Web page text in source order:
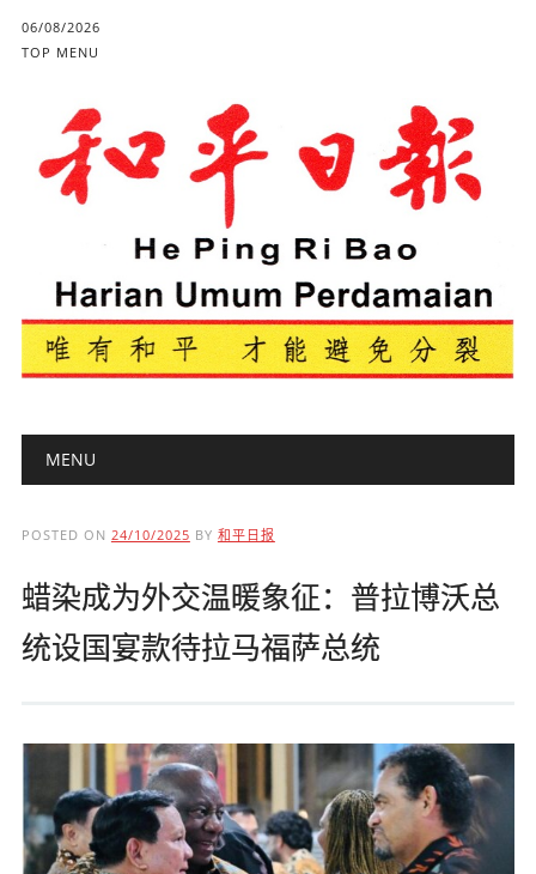
06/08/2026
TOP MENU
Main menu
MENU
POSTED ON 24/10/2025 BY 和平日报
蜡染成为外交温暖象征：普拉博沃总
统设国宴款待拉马福萨总统